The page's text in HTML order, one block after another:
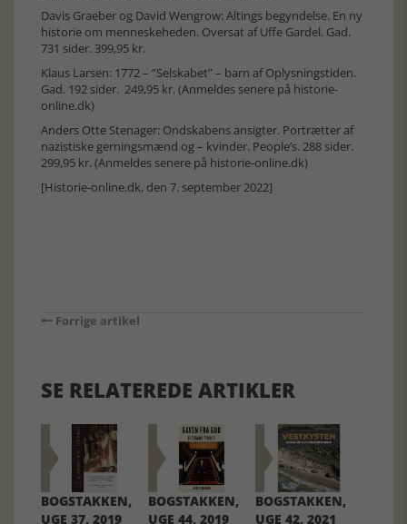
Davis Graeber og David Wengrow: Altings begyndelse. En ny
historie om menneskeheden. Oversat af Uffe Gardel. Gad.
731 sider. 399,95 kr.
Klaus Larsen: 1772 – ”Selskabet” – barn af Oplysningstiden.
Gad. 192 sider. 249,95 kr. (Anmeldes senere på historie-
online.dk)
Anders Otte Stenager: Ondskabens ansigter. Portrætter af
nazistiske gerningsmænd og – kvinder. People’s. 288 sider.
299,95 kr. (Anmeldes senere på historie-online.dk)
[Historie-online.dk, den 7. september 2022]
Forrige artikel
SE RELATEREDE ARTIKLER
BOGSTAKKEN,
UGE 37, 2019
BOGSTAKKEN,
UGE 44, 2019
BOGSTAKKEN,
UGE 42, 2021